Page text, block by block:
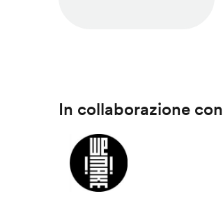
In collaborazione con